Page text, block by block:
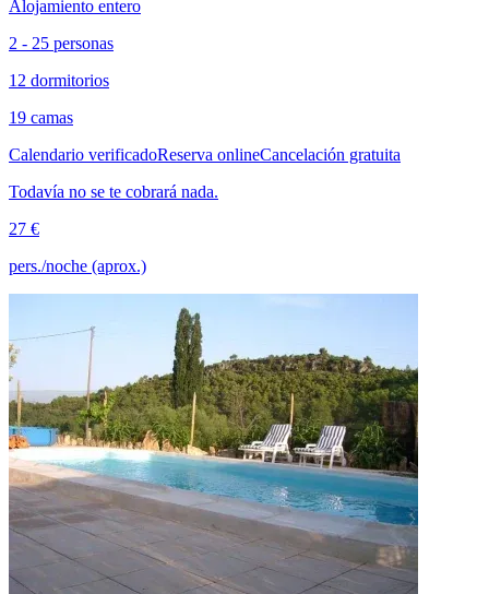
Alojamiento entero
2 - 25 personas
12 dormitorios
19 camas
Calendario verificadoReserva onlineCancelación gratuita
Todavía no se te cobrará nada.
27 €
pers./noche (aprox.)